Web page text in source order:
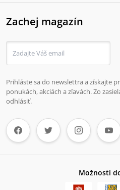
Zachej magazín
Prihláste sa do newslettra a získajte
ponukách, akciách a zľavách. Zo
odhlásiť.
Možnosti